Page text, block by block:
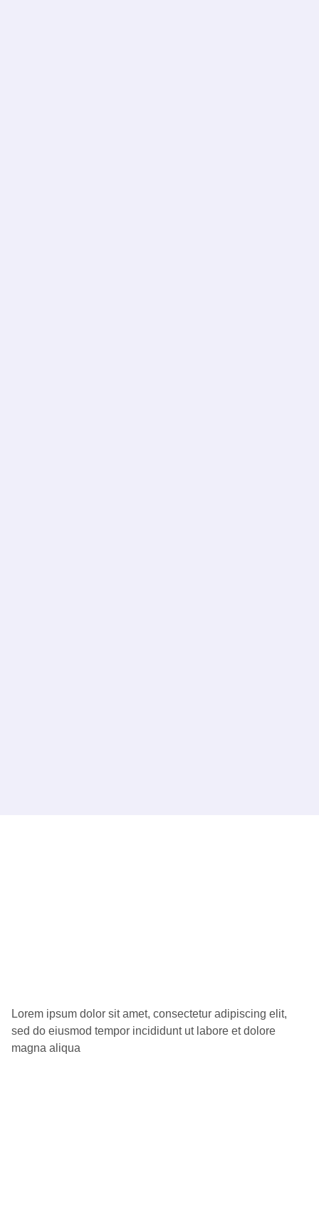
Lorem ipsum dolor sit amet, consectetur adipiscing elit,
sed do eiusmod tempor incididunt ut labore et dolore
magna aliqua